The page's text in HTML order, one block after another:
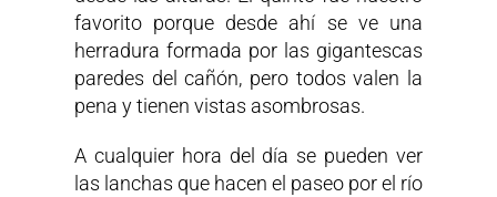
favorito porque desde ahí se ve una
herradura formada por las gigantescas
paredes del cañón, pero todos valen la
pena y tienen vistas asombrosas.
A cualquier hora del día se pueden ver
las lanchas que hacen el paseo por el río